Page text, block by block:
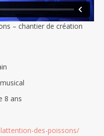
– chantier de création
8 ans
des-poissons/